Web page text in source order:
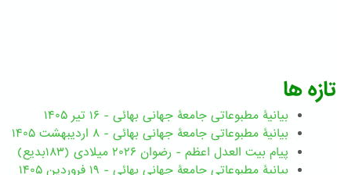
تازه ها
بیانیۀ مطبوعاتی جامعۀ جهانی بهائی - ۱۶ تیر ۱۴۰۵
بیانیۀ مطبوعاتی جامعۀ جهانی بهائی - ۸ اردیبهشت ۱۴۰۵
پیام بیت العدل اعظم - رضوان ۲۰۲۶ میلادی (۱۸۳بدیع)
بیانیۀ مطبوعاتی جامعۀ جهانی بهائی - ۱۹ فروردین ۱۴۰۵